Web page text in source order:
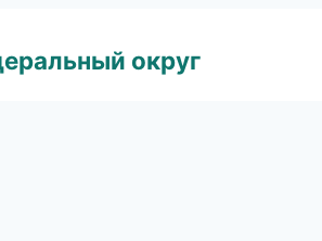
округ